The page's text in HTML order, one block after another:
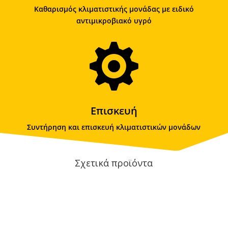
Καθαρισμός κλιματιστικής μονάδας με ειδικό
αντιμικροβιακό υγρό

Επισκευή
Συντήρηση και επισκευή κλιματιστικών μονάδων
Σχετικά προϊόντα